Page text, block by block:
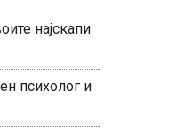
најскапи
психолог и